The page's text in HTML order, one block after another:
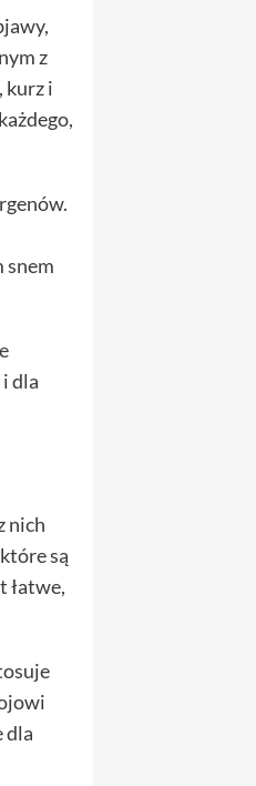
z
kurz i
snem
dla
nich
są
łatwe,
dla